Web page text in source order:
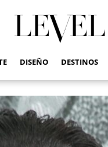
DISEÑO DESTINOS